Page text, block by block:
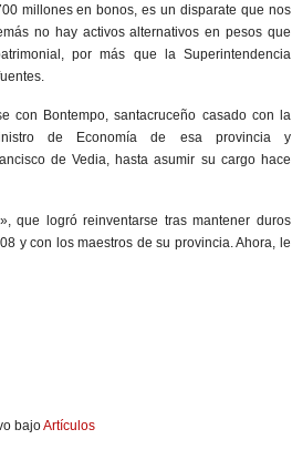
millones en bonos, es un disparate que nos
no hay activos alternativos en pesos que
por más que la Superintendencia
con Bontempo, santacruceño casado con la
de Economía de esa provincia y
de Vedia, hasta asumir su cargo hace
que logró reinventarse tras mantener duros
y con los maestros de su provincia. Ahora, le
bajoArtículos